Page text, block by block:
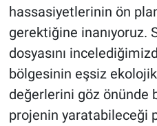
hassasiyetlerinin ön
gerektiğine inanıyoruz.
dosyasını
bölgesinin eşsiz
değerlerini göz önünde
projenin yaratabileceği